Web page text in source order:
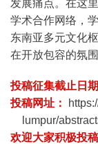
发展痛点。在这
学术合作网络，
东南亚多元文化
在开放包容的氛
投稿征集截止日
投稿网址：
lumpur/
欢迎大家积极投